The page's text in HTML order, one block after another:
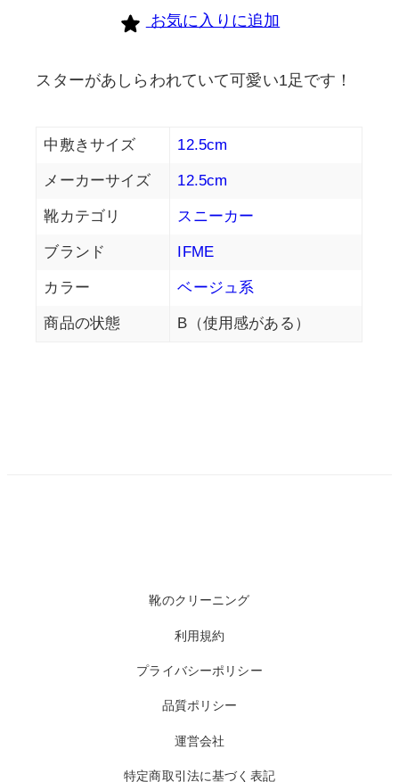
お気に入りに追加
スターがあしらわれていて可愛い1足です！
中敷きサイズ 12.5cm
メーカーサイズ 12.5cm
靴カテゴリ スニーカー
ブランド IFME
カラー ベージュ系
商品の状態 B（使用感がある）
靴のクリーニング
利用規約
プライバシーポリシー
品質ポリシー
運営会社
特定商取引法に基づく表記